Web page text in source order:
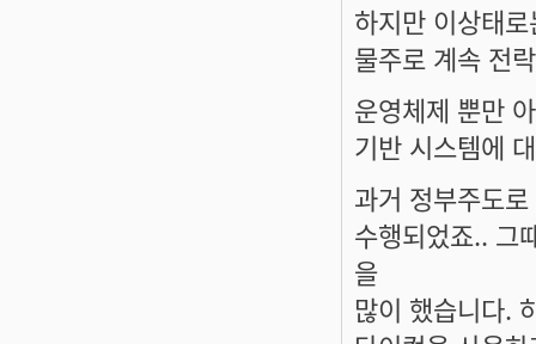
하지만 이상태
물주로 계속 전
운영체제 뿐만
기반 시스템에
과거 정부주도
수행되었죠.. 그
을
많이 했습니다.